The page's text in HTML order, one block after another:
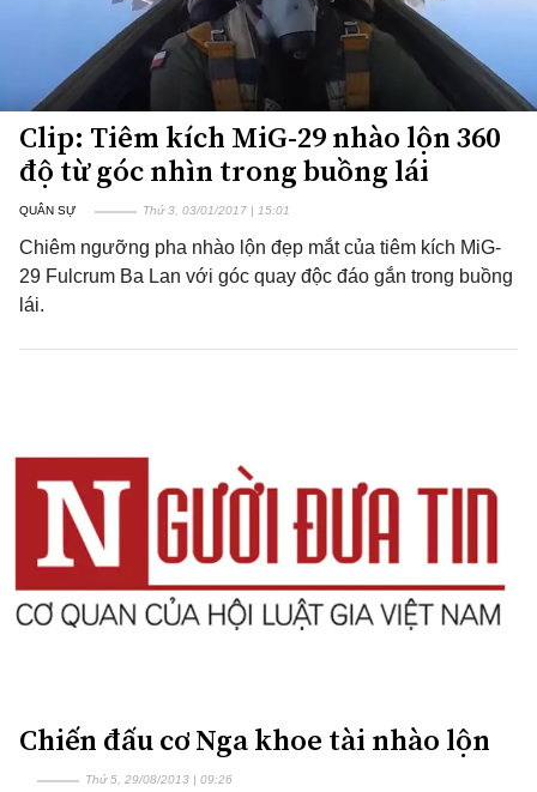
Clip: Tiêm kích MiG-29 nhào lộn 360
độ từ góc nhìn trong buồng lái
QUÂN SỰ Thứ 3, 03/01/2017 | 15:01
Chiêm ngưỡng pha nhào lộn đẹp mắt của tiêm kích MiG-
29 Fulcrum Ba Lan với góc quay độc đáo gắn trong buồng
lái.
Chiến đấu cơ Nga khoe tài nhào lộn
Thứ 5, 29/08/2013 | 09:26